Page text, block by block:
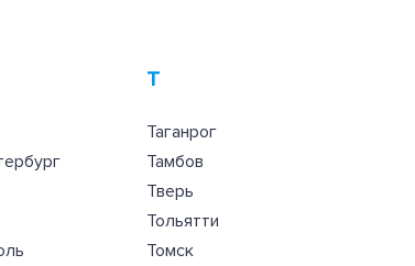
Т
Таганрог
Тамбов
Тверь
Тольятти
Томск